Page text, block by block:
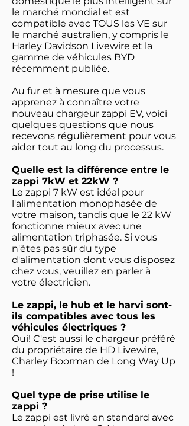
le marché mondial et est
compatible avec TOUS les VE sur
le marché australien, y compris le
Harley Davidson Livewire et la
gamme de véhicules BYD
récemment publiée.
Au fur et à mesure que vous
apprenez à connaître votre
nouveau chargeur zappi EV, voici
quelques questions que nous
recevons régulièrement pour vous
aider tout au long du processus.
Quelle est la différence entre le
zappi 7kW et 22kW ?
Le zappi 7 kW est idéal pour
l'alimentation monophasée de
votre maison, tandis que le 22 kW
fonctionne mieux avec une
alimentation triphasée. Si vous
n'êtes pas sûr du type
d'alimentation dont vous disposez
chez vous, veuillez en parler à
votre électricien.
Le zappi, le hub et le harvi sont-
ils compatibles avec tous les
véhicules électriques ?
Oui! C'est aussi le chargeur préféré
du propriétaire de HD Livewire,
Charley Boorman de Long Way Up
!
Quel type de prise utilise le
zappi ?
Le zappi est livré en standard avec